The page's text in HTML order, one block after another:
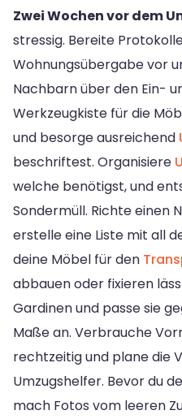
Zwei Wochen vor dem
stressig. Bereite
Wohnungsübergabe vor
Nachbarn über den Ein-
Werkzeugkiste für die
und besorge ausreichend
beschriftest. Organisiere
welche benötigst, und
Sondermüll. Richte einen
erstelle eine Liste mit all
deine Möbel für den
abbauen oder fixieren
Gardinen und passe sie
Maße an. Verbrauche
rechtzeitig und plane die
Umzugshelfer. Bevor du
mach Fotos vom leeren